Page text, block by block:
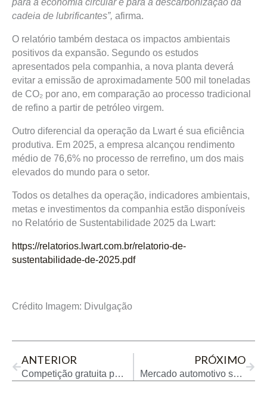
para a economia circular e para a descarbonização da
cadeia de lubrificantes”, afirma.
O relatório também destaca os impactos ambientais
positivos da expansão. Segundo os estudos
apresentados pela companhia, a nova planta deverá
evitar a emissão de aproximadamente 500 mil toneladas
de CO₂ por ano, em comparação ao processo tradicional
de refino a partir de petróleo virgem.
Outro diferencial da operação da Lwart é sua eficiência
produtiva. Em 2025, a empresa alcançou rendimento
médio de 76,6% no processo de rerrefino, um dos mais
elevados do mundo para o setor.
Todos os detalhes da operação, indicadores ambientais,
metas e investimentos da companhia estão disponíveis
no Relatório de Sustentabilidade 2025 da Lwart:
https://relatorios.lwart.com.br/relatorio-de-
sustentabilidade-de-2025.pdf
Crédito Imagem: Divulgação
ANTERIOR
Competição gratuita para caminhoneiros premiará campeão com Volkswagen zero km
PRÓXIMO
Mercado automotivo segue aquecido apesar dos preços